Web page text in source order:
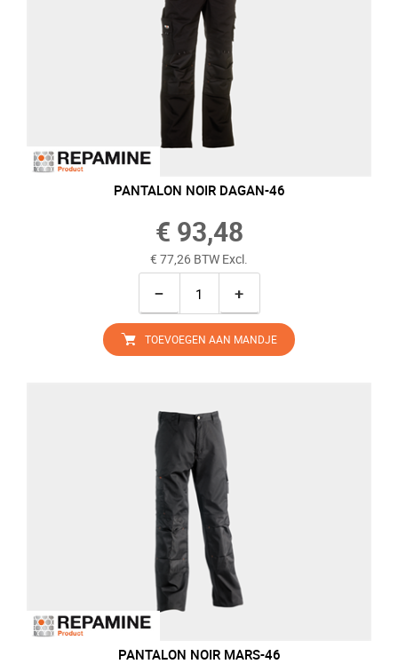
PANTALON NOIR DAGAN-46
€ 93,48
€ 77,26 BTW Excl.
− +
TOEVOEGEN AAN MANDJE
PANTALON NOIR MARS-46